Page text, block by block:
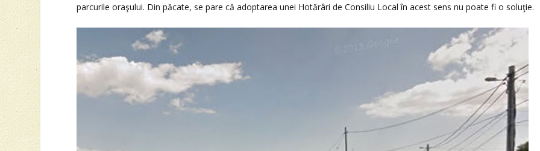
parcurile oraşului. Din păcate, se pare că adoptarea unei Hotărâri de Consiliu Local în acest sens nu poate fi o soluţie.